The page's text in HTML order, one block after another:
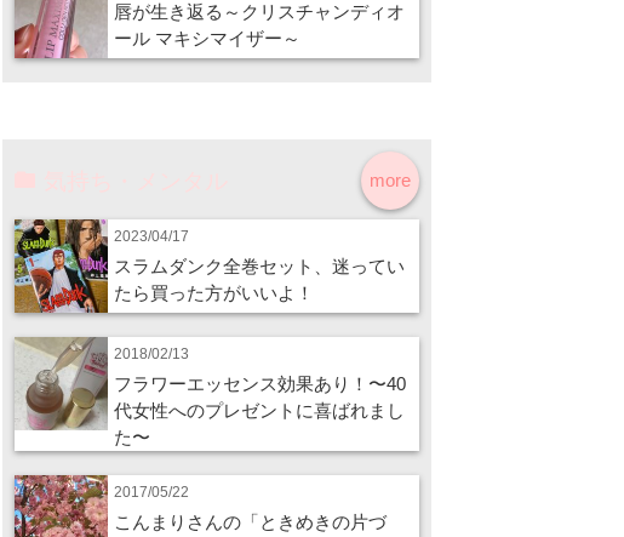
唇が生き返る～クリスチャンディオ
ール マキシマイザー～
more
2023/04/17
スラムダンク全巻セット、迷ってい
たら買った方がいいよ！
2018/02/13
フラワーエッセンス効果あり！〜40
代女性へのプレゼントに喜ばれまし
た〜
2017/05/22
こんまりさんの「ときめきの片づ